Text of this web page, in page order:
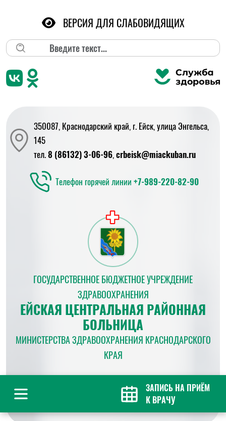
Поиск
ВЕРСИЯ ДЛЯ СЛАБОВИДЯЩИХ
350087, Краснодарский край, г. Ейск, улица Энгельса,
145
тел.8 (86132) 3-06-96,crbeisk@miackuban.ru
Телефон горячей линии +7-989-220-82-90
ГОСУДАРСТВЕННОЕ БЮДЖЕТНОЕ УЧРЕЖДЕНИЕ
ЗДРАВООХРАНЕНИЯ
ЕЙСКАЯ ЦЕНТРАЛЬНАЯ РАЙОННАЯ
БОЛЬНИЦА
МИНИСТЕРСТВА ЗДРАВООХРАНЕНИЯ КРАСНОДАРСКОГО
КРАЯ
ЗАПИСЬ НА ПРИЁМ
К ВРАЧУ